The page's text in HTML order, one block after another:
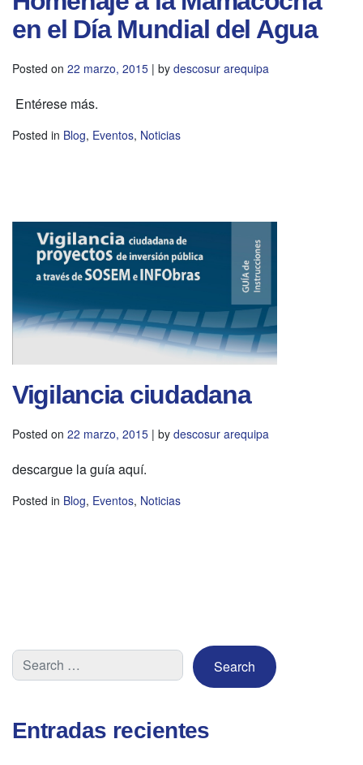
en el Día Mundial del Agua
Posted on 22 marzo, 2015 | by descosur arequipa
Entérese más.
Posted in Blog, Eventos, Noticias
Vigilancia ciudadana
Posted on 22 marzo, 2015 | by descosur arequipa
descargue la guía aquí.
Posted in Blog, Eventos, Noticias
Entradas recientes